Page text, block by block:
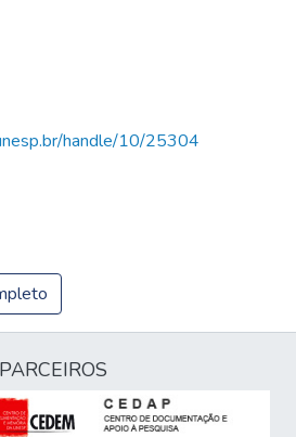
handle/10/25304
PARCEIROS